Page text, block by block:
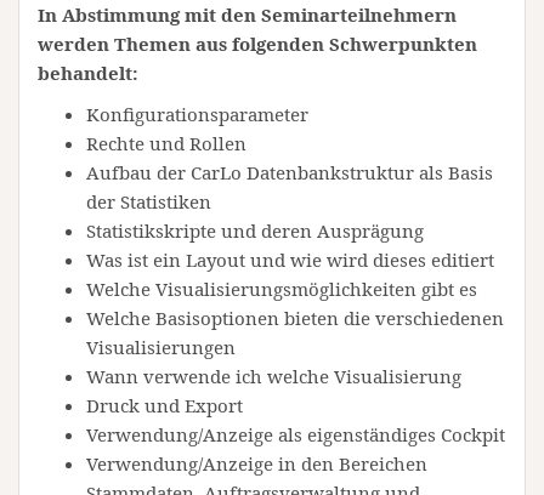
In Abstimmung mit den Seminarteilnehmern
werden Themen aus folgenden Schwerpunkten
behandelt:
Konfigurationsparameter
Rechte und Rollen
Aufbau der CarLo Datenbankstruktur als Basis
der Statistiken
Statistikskripte und deren Ausprägung
Was ist ein Layout und wie wird dieses editiert
Welche Visualisierungsmöglichkeiten gibt es
Welche Basisoptionen bieten die verschiedenen
Visualisierungen
Wann verwende ich welche Visualisierung
Druck und Export
Verwendung/Anzeige als eigenständiges Cockpit
Verwendung/Anzeige in den Bereichen